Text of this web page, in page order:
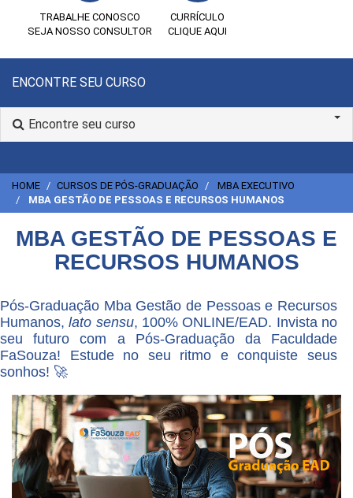
TRABALHE CONOSCO
SEJA NOSSO CONSULTOR
CURRÍCULO
CLIQUE AQUI
ENCONTRE SEU CURSO
Encontre seu curso
HOME CURSOS DE PÓS-GRADUAÇÃO
MBA EXECUTIVO
MBA GESTÃO DE PESSOAS E RECURSOS HUMANOS
MBA GESTÃO DE PESSOAS E
RECURSOS HUMANOS
Pós-Graduação Mba Gestão de Pessoas e Recursos
Humanos,lato sensu, 100% ONLINE/EAD. Invista no
seu futuro com a Pós-Graduação da Faculdade
FaSouza! Estude no seu ritmo e conquiste seus
sonhos! 🚀